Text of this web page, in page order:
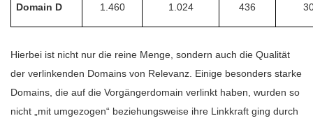
Domain D 1.460 1.024 436
Hierbei ist nicht nur die reine Menge, sondern auch die Qualität
der verlinkenden Domains von Relevanz. Einige besonders starke
Domains, die auf die Vorgängerdomain verlinkt haben, wurden so
nicht „mit umgezogen“ beziehungsweise ihre Linkkraft ging durch